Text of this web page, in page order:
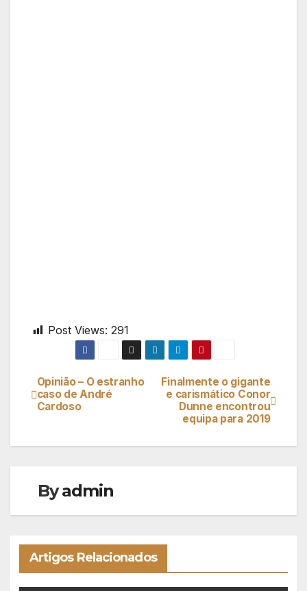
Post Views: 291
Navegação
de
artigos
Finalmente o gigante
e carismático Conor
Dunne encontrou
equipa para 2019
Opinião – O estranho
caso de André
Cardoso
Byadmin
Artigos Relacionados